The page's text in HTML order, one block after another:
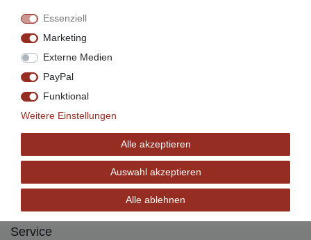
Service
Essenziell
Marketing
Externe Medien
PayPal
Funktional
Weitere Einstellungen
Alle akzeptieren
Auswahl akzeptieren
Alle ablehnen